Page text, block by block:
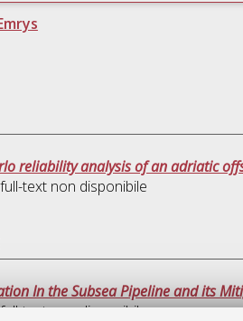
reliability analysis of an adriatic
text non disponibile
In the Subsea Pipeline and its
text non disponibile